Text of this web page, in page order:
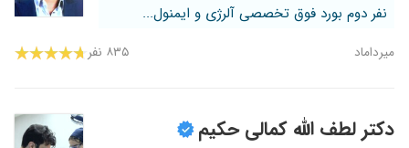
نفر دوم بورد فوق تخصصی آلرژی و ایمنول...
میرداماد ۸۳۵ نفر
دکتر لطف الله کمالی حکیم